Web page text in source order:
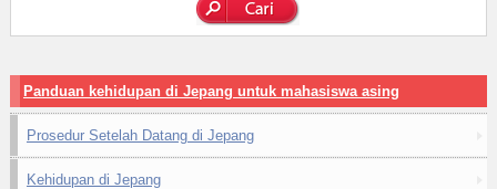
Panduan kehidupan di Jepang untuk mahasiswa asing
Prosedur Setelah Datang di Jepang
Kehidupan di Jepang